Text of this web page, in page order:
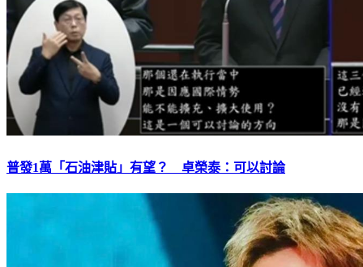
普發1萬「石油津貼」有望？ 卓榮泰：可以討論